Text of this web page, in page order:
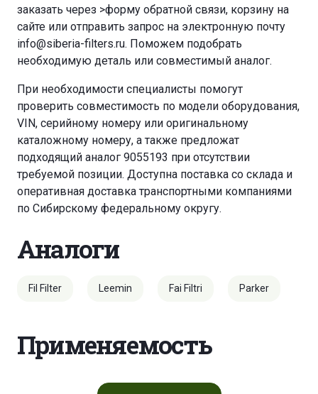
заказать через >форму обратной связи, корзину на
сайте или отправить запрос на электронную почту
info@siberia-filters.ru. Поможем подобрать
необходимую деталь или совместимый аналог.
При необходимости специалисты помогут
проверить совместимость по модели оборудования,
VIN, серийному номеру или оригинальному
каталожному номеру, а также предложат
подходящий аналог 9055193 при отсутствии
требуемой позиции. Доступна поставка со склада и
оперативная доставка транспортными компаниями
по Сибирскому федеральному округу.
Аналоги
Fil Filter Leemin Fai Filtri Parker
Применяемость